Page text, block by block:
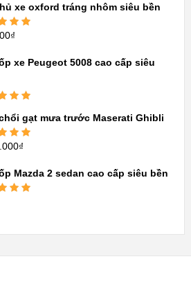
xe oxford tráng nhôm siêu bền
₫
xe Peugeot 5008 cao cấp siêu
5gạt mưa trước Maserati Ghibli
₫
Mazda 2 sedan cao cấp siêu bền